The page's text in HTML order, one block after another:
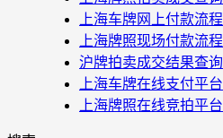
上海车牌网上付款流程
上海牌照现场付款流程
沪牌拍卖成交结果查询
上海车牌在线支付平台
上海牌照在线竞拍平台